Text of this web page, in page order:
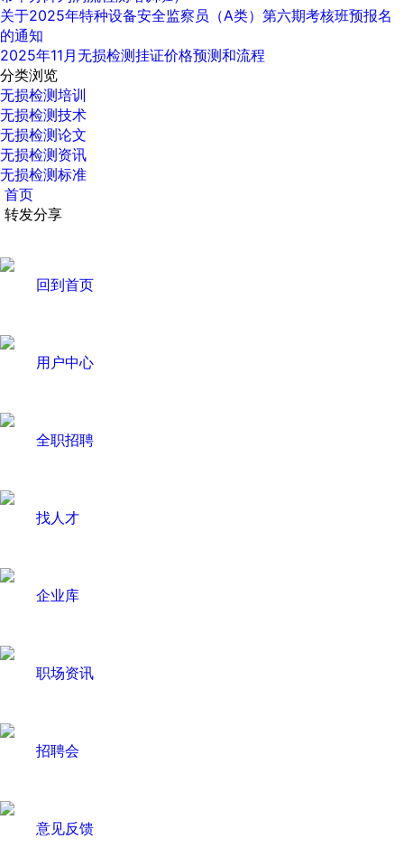
关于2025年特种设备安全监察员（A类）第六期考核班预报名
的通知
2025年11月无损检测挂证价格预测和流程
分类浏览
无损检测培训
无损检测技术
无损检测论文
无损检测资讯
无损检测标准
首页
转发分享
回到首页
用户中心
全职招聘
找人才
企业库
职场资讯
招聘会
意见反馈